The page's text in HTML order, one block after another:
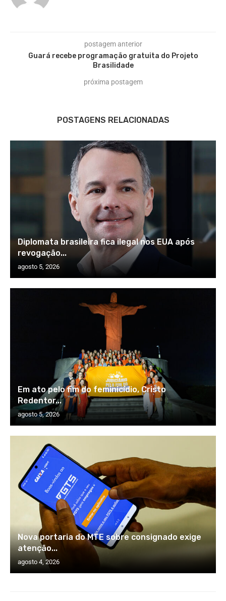
postagem anterior
Guará recebe programação gratuita do Projeto
Brasilidade
próxima postagem
POSTAGENS RELACIONADAS
Diplomata brasileira fica ilegal nos EUA após
revogação...
agosto 5, 2026
Em ato pelo fim do feminicídio, Cristo
Redentor...
agosto 5, 2026
Nova portaria do MTE sobre consignado exige
atenção...
agosto 4, 2026